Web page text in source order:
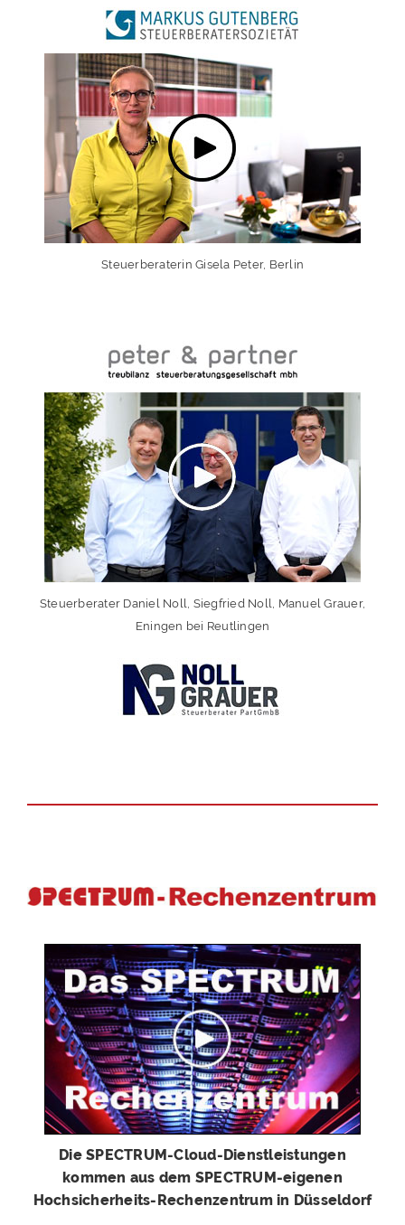
Steuerberaterin Gisela Peter, Berlin
Steuerberater Daniel Noll, Siegfried Noll, Manuel Grauer,
Eningen bei Reutlingen
Die SPECTRUM-Cloud-Dienstleistungen
kommen aus dem SPECTRUM-eigenen
Hochsicherheits-Rechenzentrum in Düsseldorf